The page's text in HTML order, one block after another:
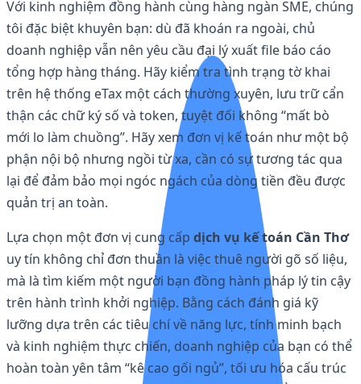
Với kinh nghiệm đồng hành cùng hàng ngàn SME, chúng
tôi đặc biệt khuyên bạn: dù đã khoán ra ngoài, chủ
doanh nghiệp vẫn nên yêu cầu đại lý xuất file báo cáo
tổng hợp hàng tháng. Hãy kiểm tra tình trạng tờ khai
trên hệ thống eTax một cách thường xuyên, lưu trữ cẩn
thận các chữ ký số và token, tuyệt đối không “mất bò
mới lo làm chuồng”. Hãy xem đơn vị kế toán như một bộ
phận nội bộ nhưng ngồi từ xa, cần có sự tương tác qua
lại để đảm bảo mọi ngóc ngách của dòng tiền đều được
quản trị an toàn.
Lựa chọn một đơn vị cung cấp dịch vụ kế toán Cần Thơ
uy tín không chỉ đơn thuần là việc thuê người gõ số liệu,
mà là tìm kiếm một người bạn đồng hành pháp lý tin cậy
trên hành trình khởi nghiệp. Bằng cách đánh giá kỹ
lưỡng dựa trên các tiêu chí về năng lực, tính minh bạch
và kinh nghiệm thực chiến, doanh nghiệp của bạn có thể
hoàn toàn yên tâm “kê cao gối ngủ”, tối ưu hóa cấu trúc